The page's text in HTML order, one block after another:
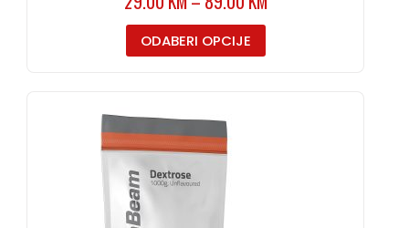
ODABERI OPCIJE